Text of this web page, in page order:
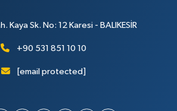
Kaya Sk. No: 12 Karesi - BALIKESİR
+90 531 851 10 10
[email protected]